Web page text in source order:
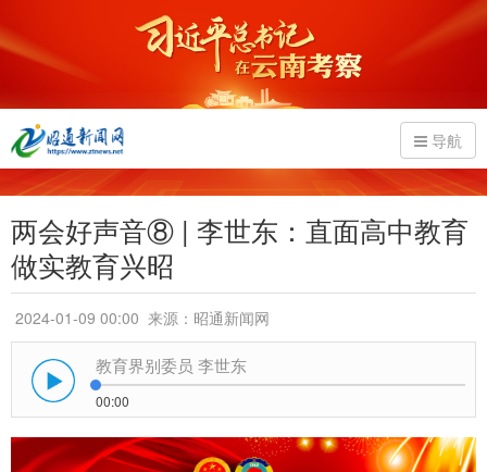
导航
两会好声音⑧ | 李世东：直面高中教育
做实教育兴昭
2024-01-09 00:00 来源：昭通新闻网
教育界别委员 李世东
00:00